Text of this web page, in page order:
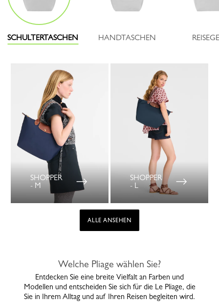
SCHULTERTASCHEN HANDTASCHEN
SHOPPER
- M
SHOPPER
- L
ALLE ANSEHEN
Welche Pliage wählen Sie?
Entdecken Sie eine breite Vielfalt an Farben und
Modellen und entscheiden Sie sich für die Le Pliage, die
Sie in Ihrem Alltag und auf Ihren Reisen begleiten wird.